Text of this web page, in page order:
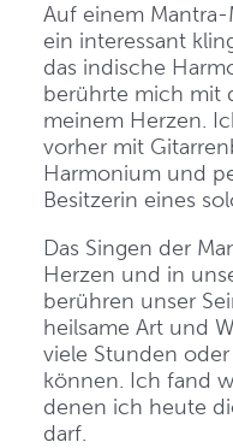
Auf einem
ein interessant
das indische
berührte mich mit
meinem Herzen.
vorher mit
Harmonium und
Besitzerin eines
Das Singen der
Herzen und in
berühren unser
heilsame Art und
viele Stunden
können. Ich fand
denen ich heute
darf.